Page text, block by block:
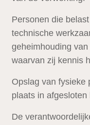
Personen die
technische
geheimhouding
waarvan zij kennis
Opslag van fysieke
plaats in
De